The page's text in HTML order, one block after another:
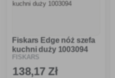
Fiskars Edge nóż szefa
kuchni duży 1003094
FISKARS
138,17 Zł